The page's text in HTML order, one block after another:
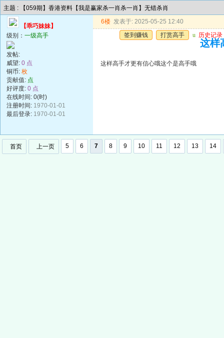
主题 : 【059期】香港资料【我是赢家杀一肖杀一肖】无错杀肖
【乖巧妹妹】
级别： 一级高手
发帖:
威望: 0 点
铜币: 枚
贡献值: 点
好评度: 0 点
在线时间: 0(时)
注册时间: 1970-01-01
最后登录: 1970-01-01
6楼 发表于: 2025-05-25 12:40
签到赚钱
打赏高手 u 历史记录
这样
这样高手才更有信心哦这个是高手哦
首页 上一页 5 6 7 8 9 10 11 12 13 14